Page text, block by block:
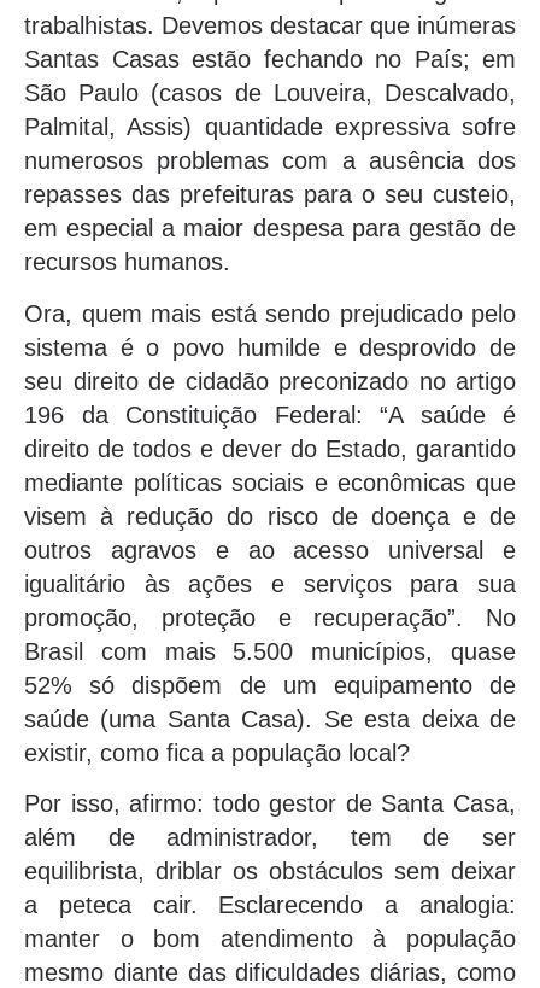
trabalhistas. Devemos destacar que inúmeras
Santas Casas estão fechando no País; em
São Paulo (casos de Louveira, Descalvado,
Palmital, Assis) quantidade expressiva sofre
numerosos problemas com a ausência dos
repasses das prefeituras para o seu custeio,
em especial a maior despesa para gestão de
recursos humanos.
Ora, quem mais está sendo prejudicado pelo
sistema é o povo humilde e desprovido de
seu direito de cidadão preconizado no artigo
196 da Constituição Federal: “A saúde é
direito de todos e dever do Estado, garantido
mediante políticas sociais e econômicas que
visem à redução do risco de doença e de
outros agravos e ao acesso universal e
igualitário às ações e serviços para sua
promoção, proteção e recuperação”. No
Brasil com mais 5.500 municípios, quase
52% só dispõem de um equipamento de
saúde (uma Santa Casa). Se esta deixa de
existir, como fica a população local?
Por isso, afirmo: todo gestor de Santa Casa,
além de administrador, tem de ser
equilibrista, driblar os obstáculos sem deixar
a peteca cair. Esclarecendo a analogia:
manter o bom atendimento à população
mesmo diante das dificuldades diárias, como